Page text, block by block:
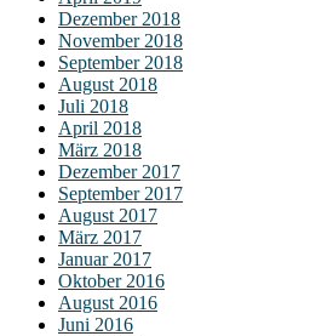
Dezember 2018
November 2018
September 2018
August 2018
Juli 2018
April 2018
März 2018
Dezember 2017
September 2017
August 2017
März 2017
Januar 2017
Oktober 2016
August 2016
Juni 2016